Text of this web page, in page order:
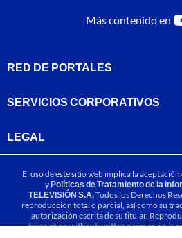
Más contenido en
RED DE PORTALES
SERVICIOS CORPORATIVOS
LEGAL
El uso de este sitio web implica la aceptación
yPolíticas de Tratamiento de la
TELEVISIÓN S.A.Todos los Derechos
reproducción total o parcial, así como su
autorización escrita de su titular.
translation without written permission is